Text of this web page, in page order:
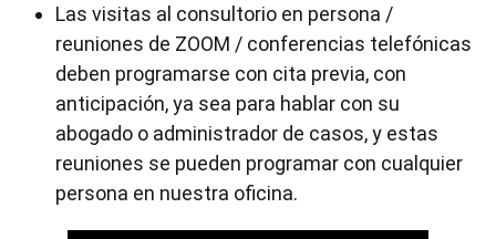
Las visitas al consultorio en persona /
reuniones de ZOOM / conferencias telefónicas
deben programarse con cita previa, con
anticipación, ya sea para hablar con su
abogado o administrador de casos, y estas
reuniones se pueden programar con cualquier
persona en nuestra oficina.